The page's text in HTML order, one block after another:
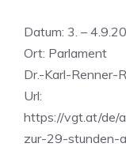
Datum: 3. –
Ort: Parlament
Dr.-Karl-Renner-
Url:
https://vgt.at/de/
zur-29-stunden-